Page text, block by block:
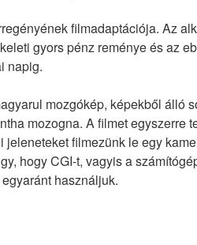
filmadaptációja. Az
gyors pénz reménye és az
napig.
mozgókép, képekből álló
mozogna. A filmet egyszerre
filmezünk le egy
hogy CGI-t, vagyis a
használjuk.